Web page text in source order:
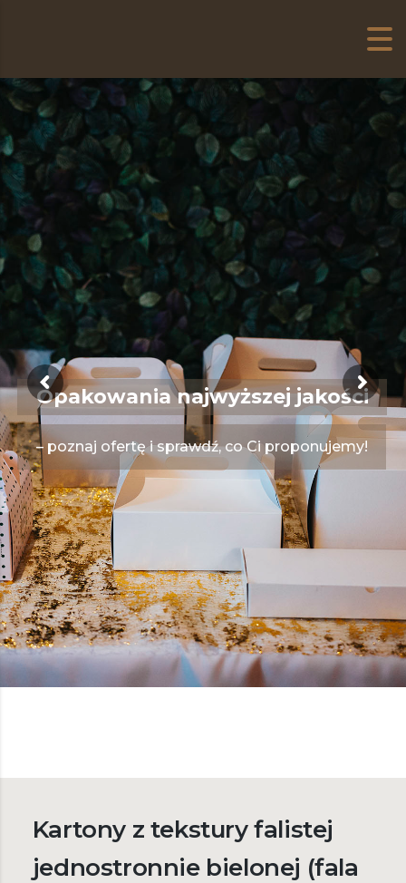
Opakowania najwyższej jakości
– poznaj ofertę i sprawdź, co Ci proponujemy!
Kartony z tekstury falistej
jednostronnie bielonej (fala